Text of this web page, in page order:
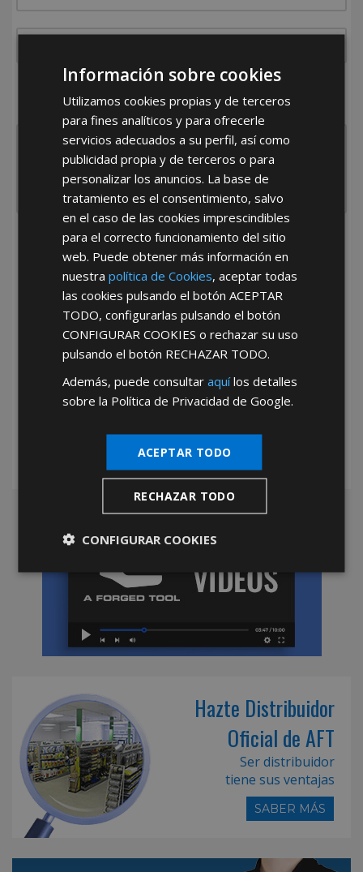
España
Portugal Otros
He leído y acepto laPolítica de Privacidad
*Abstenerse particulares, sólo venta a tiendas y empresas minoristas y
Hazte Distribuidor
Oficial de AFT
Ser distribuidor
tiene sus ventajas
SABER MÁS
Información sobre cookies
Utilizamos cookies propias y de terceros
para fines analíticos y para ofrecerle
servicios adecuados a su perfil, así como
publicidad propia y de terceros o para
personalizar los anuncios. La base de
tratamiento es el consentimiento, salvo
en el caso de las cookies imprescindibles
para el correcto funcionamiento del sitio
web. Puede obtener más información en
nuestrapolítica de Cookies, aceptar todas
las cookies pulsando el botónACEPTAR
TODO, configurarlas pulsando el botón
CONFIGURAR COOKIES o rechazar su uso
pulsando el botón RECHAZAR TODO.
Además, puede consultaraquílos detalles
sobre la Política de Privacidad de Google.
ACEPTAR TODO
RECHAZAR TODO
CONFIGURAR COOKIES